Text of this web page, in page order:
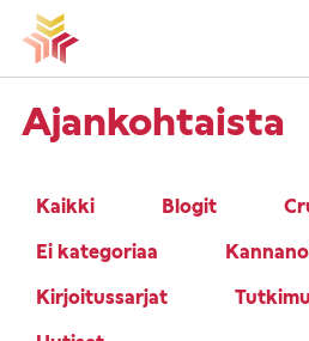
Vieritä
sisältöön
Etusivu
Ajankohtaista
Kaikki Blogit
Ei kategoriaa
Kirjoitussarjat